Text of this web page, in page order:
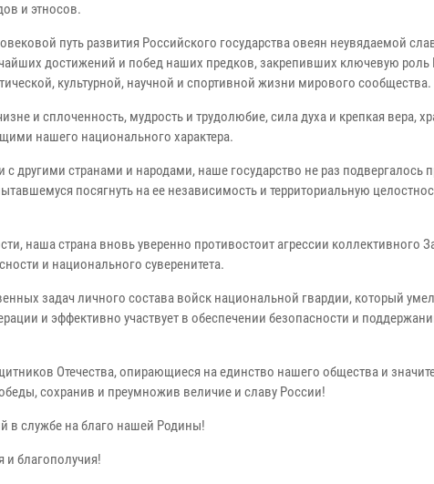
и этносов.
путь развития Российского государства овеян неувядаемой
достижений и побед наших предков, закрепивших ключевую роль
культурной, научной и спортивной жизни мирового сообщества.
и сплоченность, мудрость и трудолюбие, сила духа и крепкая вера,
нашего национального характера.
другими странами и народами, наше государство не раз подвергалось
посягнуть на ее независимость и территориальную
наша страна вновь уверенно противостоит агрессии коллективного
и национального суверенитета.
задач личного состава войск национальной гвардии, который
и эффективно участвует в обеспечении безопасности и
Отечества, опирающиеся на единство нашего общества и
сохранив и преумножив величие и славу России!
в службе на благо нашей Родины!
и благополучия!